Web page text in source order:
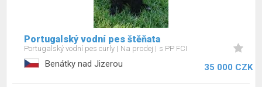
Portugalský vodní pes štěňata
Portugalský vodní pes curly Na prodej s PP FCI
Benátky nad Jizerou 35 000 CZK